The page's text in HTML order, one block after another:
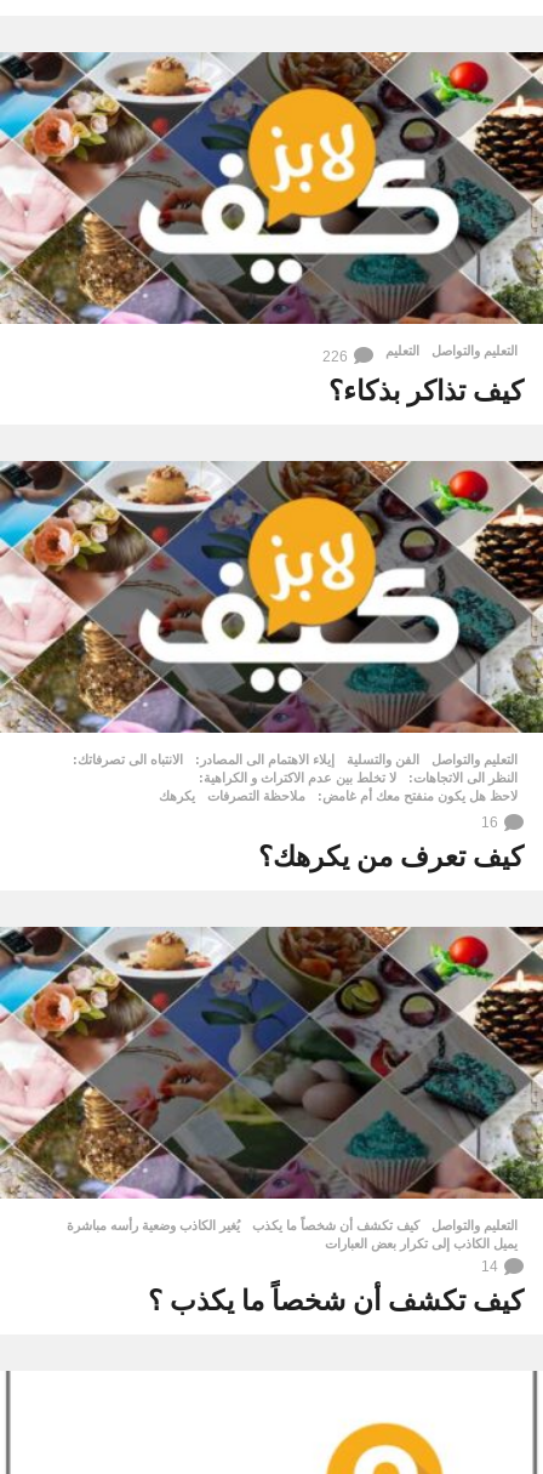
التعليم والتواصل التعليم 226
كيف تذاكر بذكاء؟
التعليم والتواصل ,
الفن والتسلية إيلاء الاهتمام الى المصادر: ,
الانتباه الى تصرفاتك:
النظر الى الاتجاهات:
,
لا تخلط بين عدم الاكتراث و الكراهية:
لاحظ هل يكون منفتح معك أم غامض:
,
ملاحظة التصرفات ,
يكرهك
16
كيف تعرف من يكرهك؟
التعليم والتواصل كيف تكشف أن شخصاً ما يكذب ,
يُغير الكاذب وضعية رأسه مباشرة
يميل الكاذب إلى تكرار بعض العبارات
14
كيف تكشف أن شخصاً ما يكذب ؟